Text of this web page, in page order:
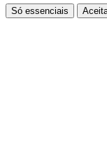
Só essenciais